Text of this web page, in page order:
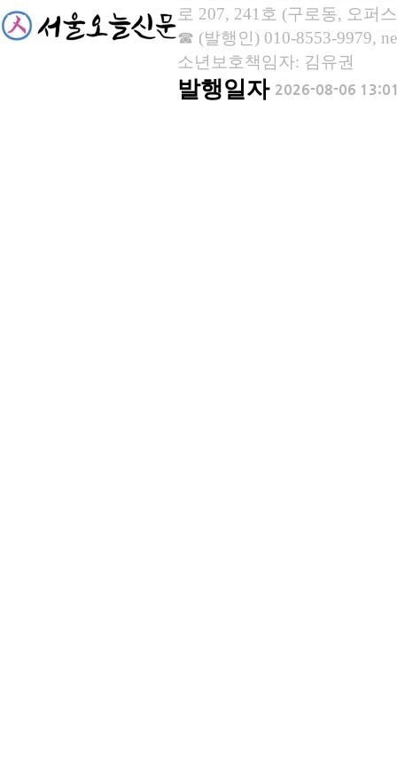
로 207, 241호 (구로동, 오퍼
☎ (발행인) 010-8553-9979,
소년보호책임자: 김유권
발행일자